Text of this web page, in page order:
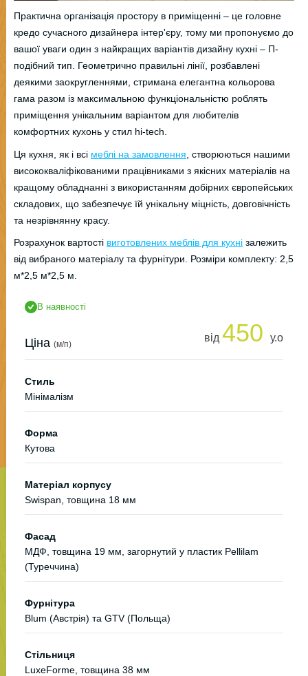
Практична організація простору в приміщенні – це головне
кредо сучасного дизайнера інтер'єру, тому ми пропонуємо до
вашої уваги один з найкращих варіантів дизайну кухні – П-
подібний тип. Геометрично правильні лінії, розбавлені
деякими заокругленнями, стримана елегантна кольорова
гама разом із максимальною функціональністю роблять
приміщення унікальним варіантом для любителів
комфортних кухонь у стил hi-tech.
Ця кухня, як і всі меблі на замовлення , створюються нашими
висококваліфікованими працівниками з якісних матеріалів на
кращому обладнанні з використанням добірних європейських
складових, що забезпечує їй унікальну міцність, довговічність
та незрівнянну красу.
Розрахунок вартості виготовлених меблів для кухні залежить
від вибраного матеріалу та фурнітури. Розміри комплекту: 2,5
м*2,5 м*2,5 м.
В наявності
Ціна (м/п)
від 450 у.о
Стиль
Мінімалізм
Форма
Кутова
Матеріал корпусу
Swispan, товщина 18 мм
Фасад
МДФ, товщина 19 мм, загорнутий у пластик Pellilam
(Туреччина)
Фурнітура
Blum (Австрія) та GTV (Польща)
Стільниця
LuxeForme, товщина 38 мм